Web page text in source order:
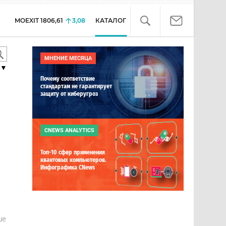
MOEXIT 1806,61 3,08 КАТАЛОГ
МНЕНИЕ МЕСЯЦА
Почему соответствие
стандартам не гарантирует
защиту от киберугроз
CNEWS ANALYTICS
Топ-10 сфер применения
квантовых компьютеров.
Инфографика CNews